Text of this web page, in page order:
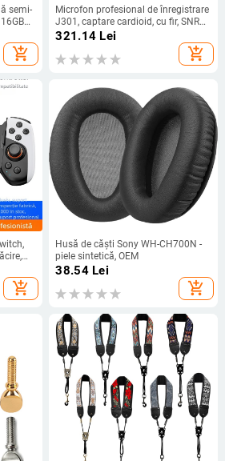
semi-
add_shopping_cart
Microfon profesional de înregistrare
J301, captare cardioid, cu fir, SNR
≥75 dB, tensiune de lucru 5 V
321.14 Lei
add_shopping_cart
add_shopping_cart
Husă de căști Sony WH-CH700N -
piele sintetică, OEM
38.54Lei
add_shopping_cart